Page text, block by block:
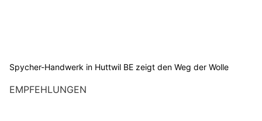
Spycher-Handwerk in Huttwil BE zeigt den Weg der Wolle
EMPFEHLUNGEN